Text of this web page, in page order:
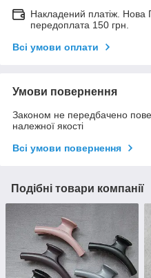
Накладений платіж. Нова
передоплата 150 грн.
Всі умови оплати
Умови повернення
Законом не передбачено
належної якості
Всі умови повернення
Подібні товари компанії